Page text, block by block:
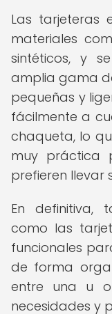
Las tarjeteras
materiales
sintéticos, y
amplia gama
pequeñas y
fácilmente a
chaqueta, lo
muy práctica
prefieren llevar
En definitiva,
como las
funcionales
de forma
entre una u
necesidades y